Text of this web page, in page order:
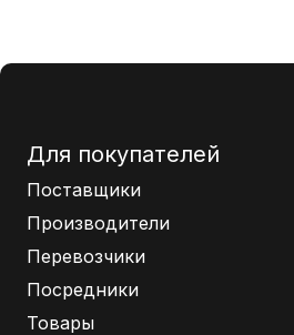
Для покупателей
Поставщики
Производители
Перевозчики
Посредники
Товары